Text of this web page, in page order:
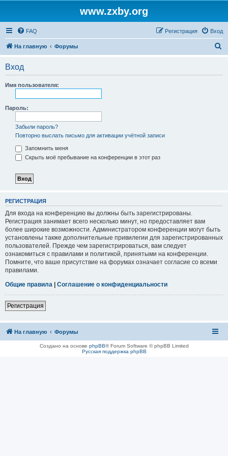
www.zxby.org
FAQ Вход
Регистрация
На главную Форумы
Вход
Имя пользователя:
Пароль:
Забыли пароль?
Повторно выслать письмо для активации учётной записи
Запомнить меня
Скрыть моё пребывание на конференции в этот раз
РЕГИСТРАЦИЯ
Для входа на конференцию вы должны быть зарегистрированы.
Регистрация занимает всего несколько минут, но предоставляет вам
более широкие возможности. Администратором конференции могут быть
установлены также дополнительные привилегии для зарегистрированных
пользователей. Прежде чем зарегистрироваться, вам следует
ознакомиться с правилами и политикой, принятыми на конференции.
Помните, что ваше присутствие на форумах означает согласие со всеми
правилами.
Общие правила | Соглашение о конфиденциальности
Регистрация
На главную Форумы
Создано на основе phpBB® Forum Software © phpBB Limited
Русская поддержка phpBB